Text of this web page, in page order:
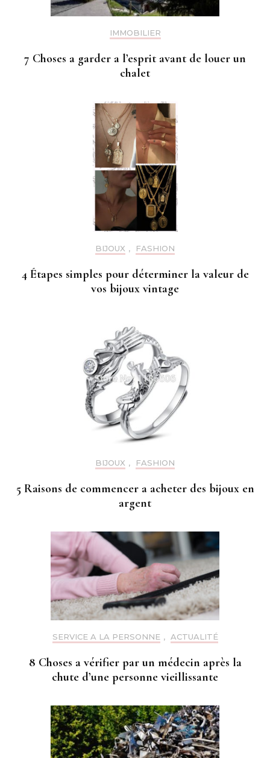
IMMOBILIER
7 Choses a garder a l’esprit avant de louer un
chalet
BIJOUX , FASHION
4 Étapes simples pour déterminer la valeur de
vos bijoux vintage
BIJOUX , FASHION
5 Raisons de commencer a acheter des bijoux en
argent
SERVICE A LA PERSONNE , ACTUALITÉ
8 Choses a vérifier par un médecin après la
chute d’une personne vieillissante